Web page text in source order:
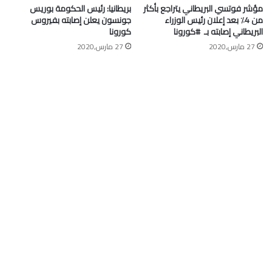
مؤشر فوتسي البريطاني يتراجع بأكثر
من 4٪ بعد إعلان رئيس الوزراء
البريطاني إصابته بـ ⁧ #كورونا⁩
27 مارس,2020
بريطانيا: رئيس الحكومة بوريس
جونسون يعلن إصابته بفيروس
كورونا
27 مارس,2020